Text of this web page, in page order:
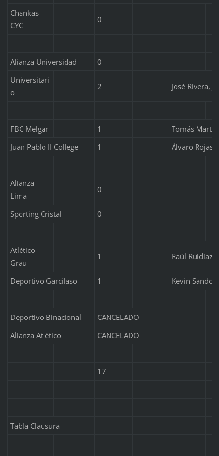
Chankas
CYC
0
Alianza Universidad
0
Universitari
o
2 José Rivera,
FBC Melgar 1
Tomás
Juan Pablo II College
1 Álvaro Rojas
Alianza
Lima
0
Sporting Cristal 0
Atlético
Grau
1 Raúl Ruidíaz
Deportivo Garcilaso 1 Kevin
Deportivo Binacional
CANCELADO
Alianza Atlético
CANCELADO
17
Tabla Clausura